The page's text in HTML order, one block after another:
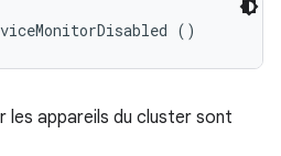
()
les appareils du cluster sont